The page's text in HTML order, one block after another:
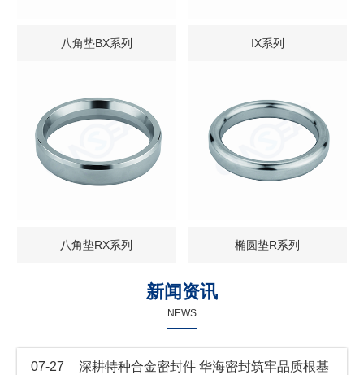
八角垫BX系列 IX系列
八角垫RX系列 椭圆垫R系列
新闻资讯
NEWS
07-27 深耕特种合金密封件 华海密封筑牢品质根基